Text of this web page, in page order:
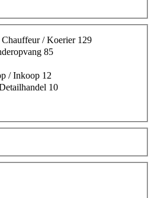
/ Koerier 129
85
/ Inkoop 12
10